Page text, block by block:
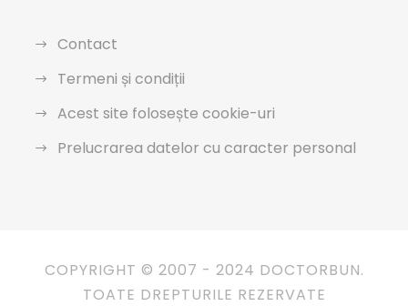
Contact
Termeni și condiții
Acest site folosește cookie-uri
Prelucrarea datelor cu caracter personal
COPYRIGHT © 2007 - 2024 DOCTORBUN.
TOATE DREPTURILE REZERVATE